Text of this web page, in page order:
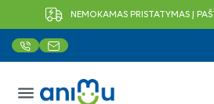
NEMOKAMAS PRISTATYMAS Į
menu